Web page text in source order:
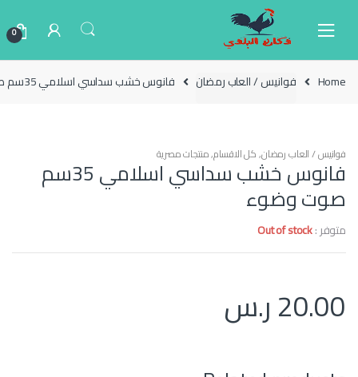
0
Home فوانيس / العاب رمضان فانوس خشب سداسي اسلامي 35سم صوت وضوء
فوانيس / العاب رمضان,كل الاقسام,منتجات مصرية
فانوس خشب سداسي اسلامي 35سم
صوت وضوء
متوفر :Out of stock
20.00ر.س